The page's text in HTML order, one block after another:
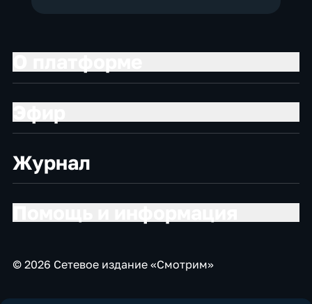
Журнал
© 2026 Сетевое издание «Смотрим»